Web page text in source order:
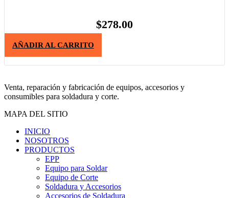
$278.00
AÑADIR AL CARRITO
Venta, reparación y fabricación de equipos, accesorios y
consumibles para soldadura y corte.
MAPA DEL SITIO
INICIO
NOSOTROS
PRODUCTOS
EPP
Equipo para Soldar
Equipo de Corte
Soldadura y Accesorios
Accesorios de Soldadura